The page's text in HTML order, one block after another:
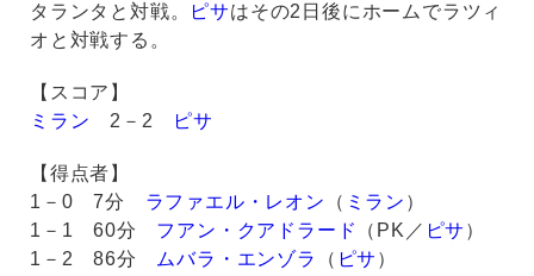
タランタと対戦。
ピサはその2日後にホームでラツィ
オと対戦する。
【スコア】
ミラン 2－2 ピサ
【得点者】
1－0 7分 ラファエル・レオン （ ミラン ）
1－1 60分 フアン・クアドラード （PK／ ピサ ）
1－2 86分 ムバラ・エンゾラ （ ピサ ）